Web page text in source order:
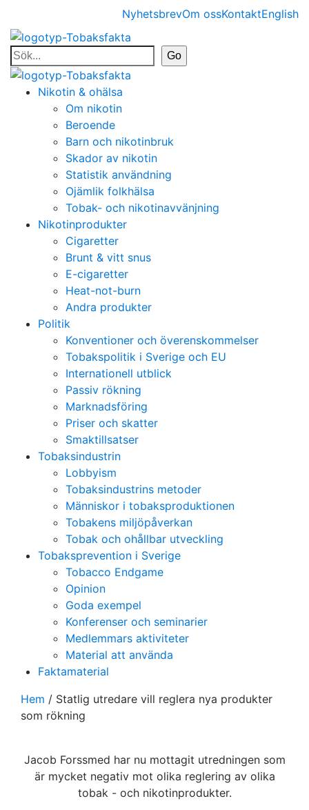
NyhetsbrevOm ossKontaktEnglish
Nikotin & ohälsa
Om nikotin
Beroende
Barn och nikotinbruk
Skador av nikotin
Statistik användning
Ojämlik folkhälsa
Tobak- och nikotinavvänjning
Nikotinprodukter
Cigaretter
Brunt & vitt snus
E-cigaretter
Heat-not-burn
Andra produkter
Politik
Konventioner och överenskommelser
Tobakspolitik i Sverige och EU
Internationell utblick
Passiv rökning
Marknadsföring
Priser och skatter
Smaktillsatser
Tobaksindustrin
Lobbyism
Tobaksindustrins metoder
Människor i tobaksproduktionen
Tobakens miljöpåverkan
Tobak och ohållbar utveckling
Tobaksprevention i Sverige
Tobacco Endgame
Opinion
Goda exempel
Konferenser och seminarier
Medlemmars aktiviteter
Material att använda
Faktamaterial
Hem / Statlig utredare vill reglera nya produkter
som rökning
Jacob Forssmed har nu mottagit utredningen som
är mycket negativ mot olika reglering av olika
tobak - och nikotinprodukter.